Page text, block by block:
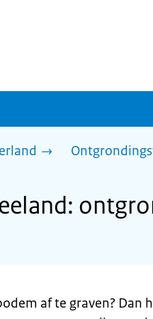
af te graven? Dan